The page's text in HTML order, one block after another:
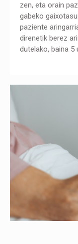
zen, eta orain
gabeko
paziente
direnetik berez
dutelako, baina 5